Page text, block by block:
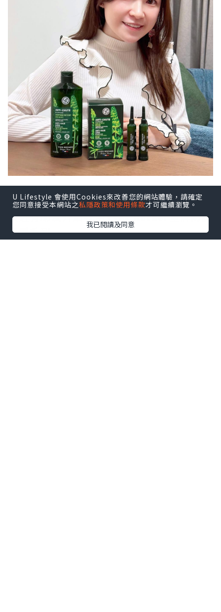
最近有朋友介紹我用𝐘𝐯𝐞𝐬 𝐑𝐨𝐜𝐡𝐞𝐫皇牌防脫
育髮系列
U Lifestyle 會使用Cookies來改善您的網站體驗，請確定
您同意接受本網站之私隱政策和使用條款才可繼續瀏覽。
我已閱讀及同意